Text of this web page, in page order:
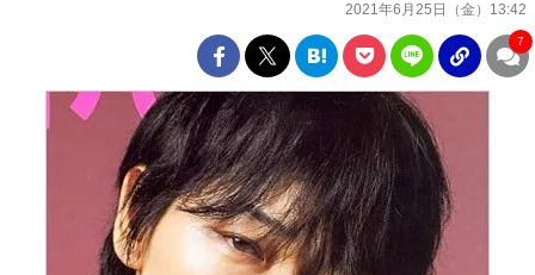
2021年6月25日（金）13:42
7